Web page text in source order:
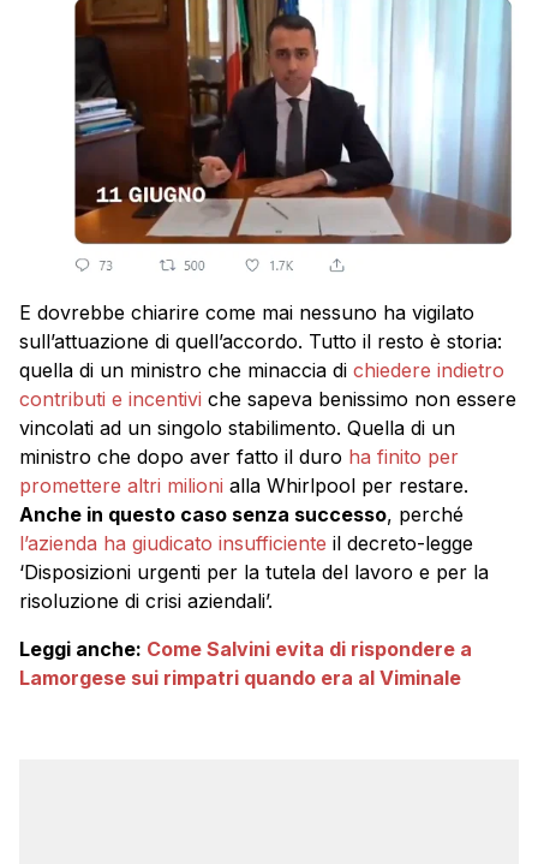
E dovrebbe chiarire come mai nessuno ha vigilato
sull’attuazione di quell’accordo. Tutto il resto è storia:
quella di un ministro che minaccia di chiedere indietro
contributi e incentivi che sapeva benissimo non essere
vincolati ad un singolo stabilimento. Quella di un
ministro che dopo aver fatto il duro ha finito per
promettere altri milioni alla Whirlpool per restare.
Anche in questo caso senza successo, perché
l’azienda ha giudicato insufficiente il decreto-legge
‘Disposizioni urgenti per la tutela del lavoro e per la
risoluzione di crisi aziendali’.
Leggi anche: Come Salvini evita di rispondere a
Lamorgese sui rimpatri quando era al Viminale